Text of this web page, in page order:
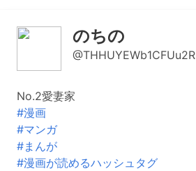
のちの
@THHUYEWb1CFUu2R
No.2愛妻家
#漫画
#マンガ
#まんが
#漫画が読めるハッシュタグ